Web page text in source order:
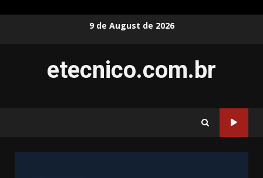
9 de August de 2026
etecnico.com.br